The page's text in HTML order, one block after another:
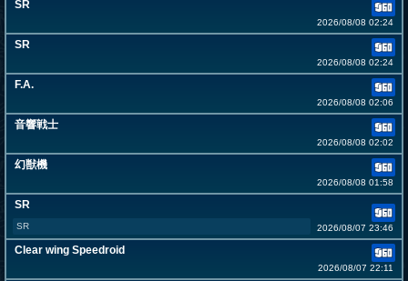
SR
2026/08/08 02:24
SR
2026/08/08 02:24
F.A.
2026/08/08 02:06
音響戦士
2026/08/08 02:02
幻獣機
2026/08/08 01:58
SR
SR 2026/08/07 23:46
Clear wing Speedroid
2026/08/07 22:11